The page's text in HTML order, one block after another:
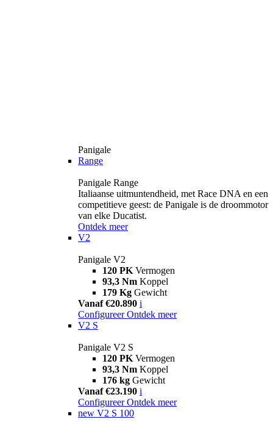
Panigale
Range
Panigale Range
Italiaanse uitmuntendheid, met Race DNA en een
competitieve geest: de Panigale is de droommotor
van elke Ducatist.
Ontdek meer
V2
Panigale V2
120 PK Vermogen
93,3 Nm Koppel
179 Kg Gewicht
Vanaf €20.890 i
Configureer Ontdek meer
V2 S
Panigale V2 S
120 PK Vermogen
93,3 Nm Koppel
176 kg Gewicht
Vanaf €23.190 i
Configureer Ontdek meer
new V2 S 100